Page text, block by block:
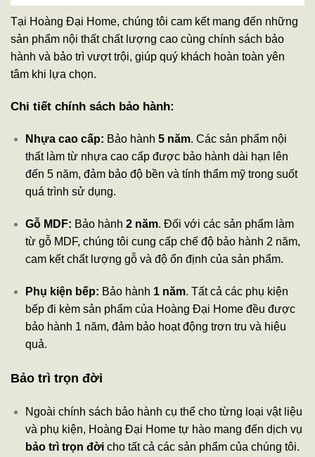
Tại Hoàng Đại Home, chúng tôi cam kết mang đến những
sản phẩm nội thất chất lượng cao cùng chính sách bảo
hành và bảo trì vượt trội, giúp quý khách hoàn toàn yên
tâm khi lựa chọn.
Chi tiết chính sách bảo hành:
Nhựa cao cấp: Bảo hành 5 năm. Các sản phẩm nội
thất làm từ nhựa cao cấp được bảo hành dài hạn lên
đến 5 năm, đảm bảo độ bền và tính thẩm mỹ trong suốt
quá trình sử dụng.
Gỗ MDF: Bảo hành 2 năm. Đối với các sản phẩm làm
từ gỗ MDF, chúng tôi cung cấp chế độ bảo hành 2 năm,
cam kết chất lượng gỗ và độ ổn định của sản phẩm.
Phụ kiện bếp: Bảo hành 1 năm. Tất cả các phụ kiện
bếp đi kèm sản phẩm của Hoàng Đại Home đều được
bảo hành 1 năm, đảm bảo hoạt động trơn tru và hiệu
quả.
Bảo trì trọn đời
Ngoài chính sách bảo hành cụ thể cho từng loại vật liệu
và phụ kiện, Hoàng Đại Home tự hào mang đến dịch vụ
bảo trì trọn đờicho tất cả các sản phẩm của chúng tôi.